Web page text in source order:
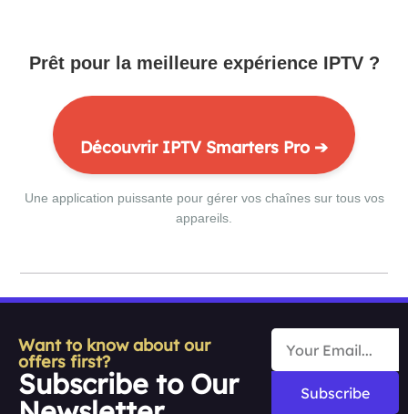
Prêt pour la meilleure expérience IPTV ?
Découvrir IPTV Smarters Pro ➔
Une application puissante pour gérer vos chaînes sur tous vos
appareils.
Want to know about our
offers first?
Subscribe to Our Subscribe